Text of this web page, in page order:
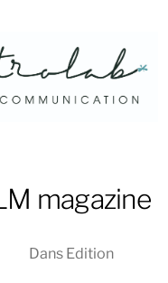
magazine
Dans Edition